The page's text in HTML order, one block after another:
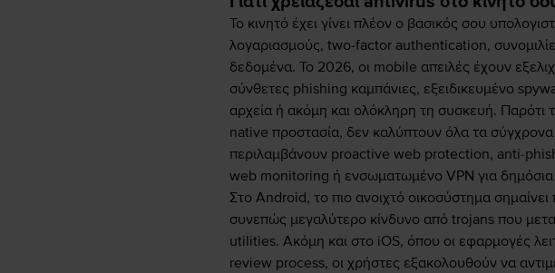
Το κινητό έχει γίνει πλέον ο βασικός σου
λογαριασμούς, two-factor authentication,
δεδομένα. Το 2026, οι mobile απειλές έχουν
σύνθετες phishing καμπάνιες, εξειδικευμένο
αρχεία ή ακόμη και ολόκληρη τη συσκευή.
native προστασία, δεν καλύπτουν όλα τα
περιλαμβάνουν proactive web protection, anti-
web monitoring ή ενσωματωμένο VPN για δημόσια
Στο Android, το πιο ανοιχτό οικοσύστημα
συνεπώς μεγαλύτερο κίνδυνο από trojans που
utilities. Ακόμη και στο iOS, όπου οι εφαρμογές
review process, οι χρήστες εξακολουθούν να